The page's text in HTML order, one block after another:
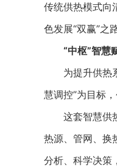
传统供热模式向
色发展“双赢”之
“中枢”智慧
为提升供热系
慧调控”为目标
这套智慧供热
热源、管网、换
分析、科学决策